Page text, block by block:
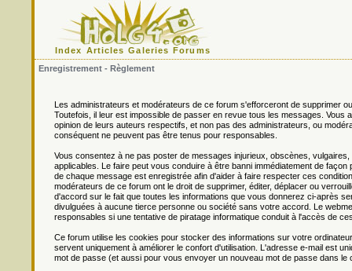
Index Articles Galeries Forums
Enregistrement - Règlement
Les administrateurs et modérateurs de ce forum s'efforceront de supprimer
Toutefois, il leur est impossible de passer en revue tous les messages.
opinion de leurs auteurs respectifs, et non pas des administrateurs, ou
conséquent ne peuvent pas être tenus pour responsables.
Vous consentez à ne pas poster de messages injurieux, obscènes,
applicables. Le faire peut vous conduire à être banni immédiatement de
de chaque message est enregistrée afin d'aider à faire respecter ces
modérateurs de ce forum ont le droit de supprimer, éditer, déplacer ou
d'accord sur le fait que toutes les informations que vous donnerez ci-après
divulguées à aucune tierce personne ou société sans votre accord. Le
responsables si une tentative de piratage informatique conduit à l'accès de
Ce forum utilise les cookies pour stocker des informations sur votre
servent uniquement à améliorer le confort d'utilisation. L'adresse e-mail est
mot de passe (et aussi pour vous envoyer un nouveau mot de passe dans le